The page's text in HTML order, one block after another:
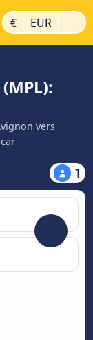
€ | EUR |
vers
1